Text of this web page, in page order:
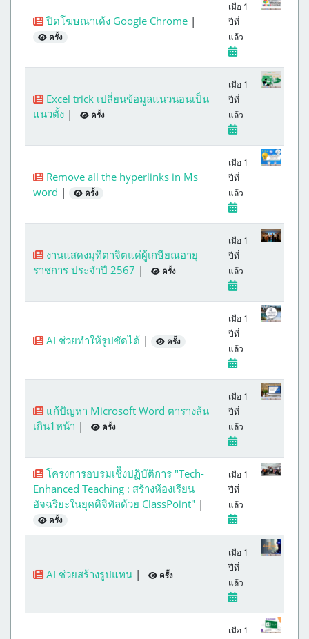
ปิดโฆษณาเด้ง Google Chrome |
ครั้ง
เมื่อ 1
ปีที่
แล้ว
Excel trick เปลี่ยนข้อมูลแนวนอนเป็น
แนวตั้ง | ครั้ง
เมื่อ 1
ปีที่
แล้ว
Remove all the hyperlinks in Ms
word | ครั้ง
เมื่อ 1
ปีที่
แล้ว
งานแสดงมุทิตาจิตแด่ผู้เกษียณอายุ
ราชการ ประจำปี 2567 | ครั้ง
เมื่อ 1
ปีที่
แล้ว
AI ช่วยทำให้รูปชัดได้ | ครั้ง
เมื่อ 1
ปีที่
แล้ว
แก้ปัญหา Microsoft Word ตารางล้น
เกิน1หน้า | ครั้ง
เมื่อ 1
ปีที่
แล้ว
โครงการอบรมเชิิงปฏิบัติการ "Tech-
Enhanced Teaching : สร้างห้องเรียน
อัจฉริยะในยุคดิจิทัลด้วย ClassPoint" |
ครั้ง
เมื่อ 1
ปีที่
แล้ว
AI ช่วยสร้างรูปแทน | ครั้ง
เมื่อ 1
ปีที่
แล้ว
เมื่อ 1